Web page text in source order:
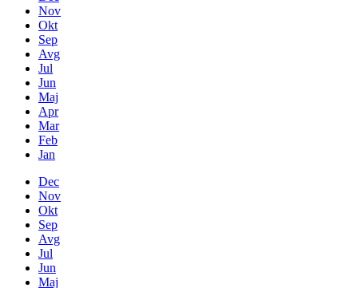
Nov
Okt
Sep
Avg
Jul
Jun
Maj
Apr
Mar
Feb
Jan
Dec
Nov
Okt
Sep
Avg
Jul
Jun
Maj